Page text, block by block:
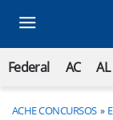
Federal AC AL
ACHE CONCURSOS